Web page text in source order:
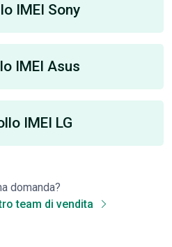
IMEI Sony
IMEI Asus
IMEI LG
domanda?
team di vendita